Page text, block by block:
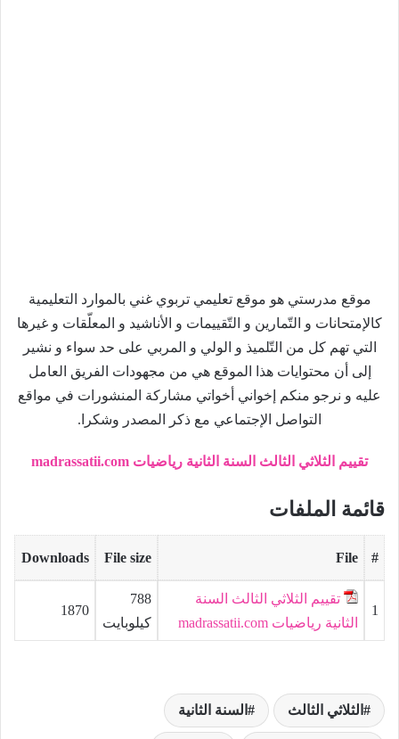
موقع مدرستي هو موقع تعليمي تربوي غني بالموارد التعليمية
كالإمتحانات و التّمارين و التّقييمات و الأناشيد و المعلّقات و غيرها
التي تهم كل من التّلميذ و الولي و المربي على حد سواء و نشير
إلى أن محتوايات هذا الموقع هي من مجهودات الفريق العامل
عليه و نرجو منكم إخواني أخواتي مشاركة المنشورات في مواقع
التواصل الإجتماعي مع ذكر المصدر وشكرا.
تقييم الثلاثي الثالث السنة الثانية رياضيات madrassatii.com
قائمة الملفات
#
File
File size
Downloads
1
تقييم الثلاثي الثالث السنة
الثانية رياضيات madrassatii.com
788
كيلوبايت
1870
الثلاثي الثالث السنة الثانية